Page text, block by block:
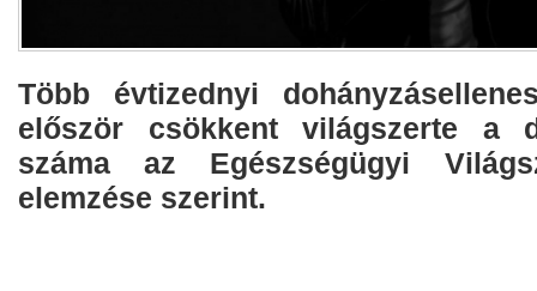
Több évtizednyi
először csökkent világszerte a
száma az Egészségügyi
elemzése szerint.